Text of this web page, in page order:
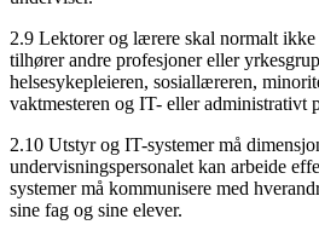
2.9 Lektorer og lærere skal normalt
tilhører andre profesjoner eller
helsesykepleieren, sosiallæreren,
vaktmesteren og IT- eller administrativt
2.10 Utstyr og IT-systemer må
undervisningspersonalet kan arbeide
systemer må kommunisere med
sine fag og sine elever.